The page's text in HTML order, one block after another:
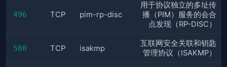
496 TCP pim-rp-disc
用于协议独立的多址传
播（PIM）服务的会合
点发现（RP-DISC）
500 TCP isakmp
互联网安全关联和钥匙
管理协议（ISAKMP）